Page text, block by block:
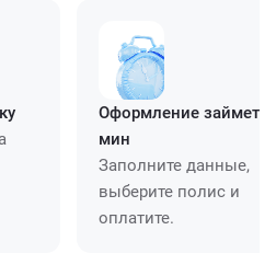
Оформление займет
мин
Заполните данные,
выберите полис и
оплатите.